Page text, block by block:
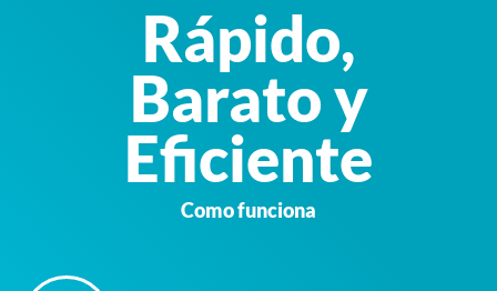
Rápido,
Barato y
Eficiente
Como funciona